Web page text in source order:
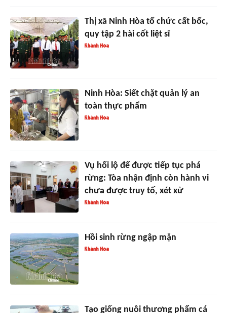
Thị xã Ninh Hòa tổ chức cất bốc,
quy tập 2 hài cốt liệt sĩ
Ninh Hòa: Siết chặt quản lý an
toàn thực phẩm
Vụ hối lộ để được tiếp tục phá
rừng: Tòa nhận định còn hành vi
chưa được truy tố, xét xử
Hồi sinh rừng ngập mặn
Tạo giống nuôi thương phẩm cá